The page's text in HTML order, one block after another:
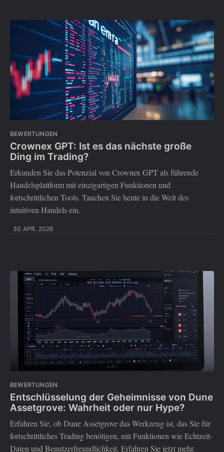
BEWERTUNGEN
Crownex GPT: Ist es das nächste große
Ding im Trading?
Erkunden Sie das Potenzial von Crownex GPT als führende
Handelsplattform mit einzigartigen Funktionen und
fortschrittlichen Tools. Tauchen Sie heute in die Welt des
intuitiven Handels ein.
30 APR. 2026
BEWERTUNGEN
Entschlüsselung der Geheimnisse von Dune
Assetgrove: Wahrheit oder nur Hype?
Erfahren Sie, ob Dune Assetgrove das Werkzeug ist, das Sie für
fortschrittliches Trading benötigen, mit Funktionen wie Echtzeit-
Daten und Benutzerfreundlichkeit. Erfahren Sie jetzt mehr.